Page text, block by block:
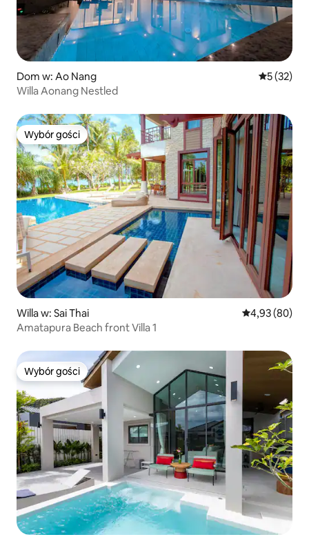
Dom w: Ao Nang Średnia
5 (32)
Willa Aonang Nestled
Wybór gości
Wybór gości
Willa w: Sai Thai Średnia
4,93 (80)
Amatapura Beach front Villa 1
Wybór gości
Wybór gości